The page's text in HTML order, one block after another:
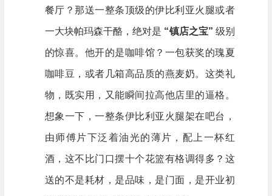
餐厅？那送一整条顶级的伊比利亚火腿或者
一大块帕玛森干酪，绝对是 “镇店之宝” 级别
的惊喜。他开的是咖啡馆？一包获奖的瑰夏
咖啡豆，或者几箱高品质的燕麦奶。这类礼
物，既实用，又能瞬间拉高他店里的逼格。
想象一下，一整条伊比利亚火腿架在吧台，
由师傅片下泛着油光的薄片，配上一杯红
酒，这不比门口摆十个花篮有格调得多？这
送的不是耗材，是品味，是门面，是开业初